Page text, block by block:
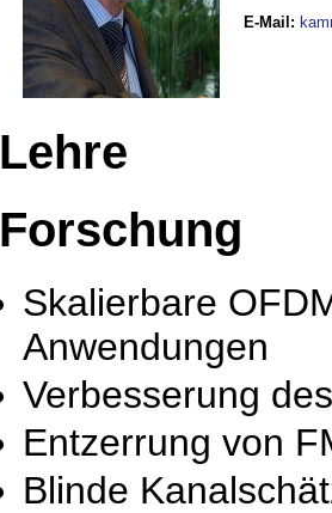
E-Mail :
Lehre
Forschung
Skalierbare
Anwendungen
Verbesserung
Entzerrung von
Blinde